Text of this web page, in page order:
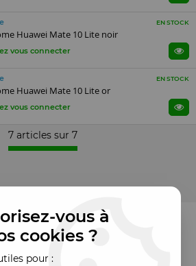
EN STOCK
Huawei Mate 10 Lite noir
vous connecter
EN STOCK
Huawei Mate 10 Lite or
vous connecter
7 articles sur 7
vous à
cookies ?
pour :